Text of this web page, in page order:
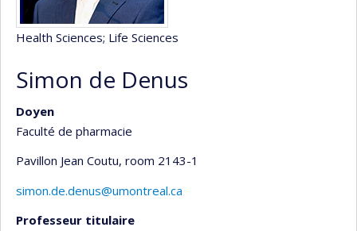
Health Sciences; Life Sciences
Simon de Denus
Doyen
Faculté de pharmacie
Pavillon Jean Coutu, room 2143-1
simon.de.denus@umontreal.ca
Professeur titulaire